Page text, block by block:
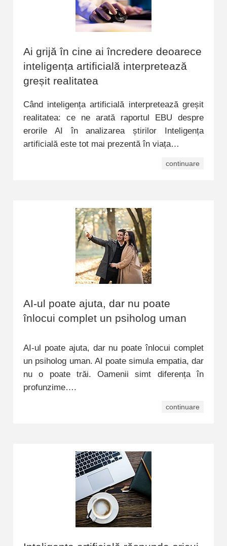
Ai grijă în cine ai încredere deoarece
inteligența artificială interpretează
greșit realitatea
Când inteligența artificială interpretează greșit
realitatea: ce ne arată raportul EBU despre
erorile AI în analizarea știrilor Inteligența
artificială este tot mai prezentă în viața…
continuare
AI-ul poate ajuta, dar nu poate
înlocui complet un psiholog uman
AI-ul poate ajuta, dar nu poate înlocui complet
un psiholog uman. AI poate simula empatia, dar
nu o poate trăi. Oamenii simt diferența în
profunzime….
continuare